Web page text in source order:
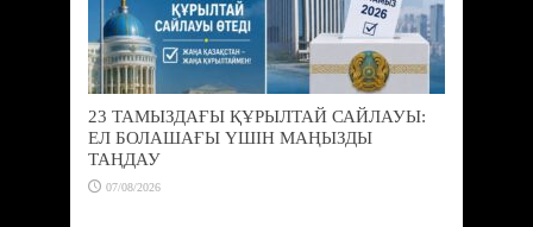
23 ТАМЫЗДАҒЫ ҚҰРЫЛТАЙ САЙЛАУЫ:
ЕЛ БОЛАШАҒЫ ҮШІН МАҢЫЗДЫ
ТАҢДАУ
07/08/2026